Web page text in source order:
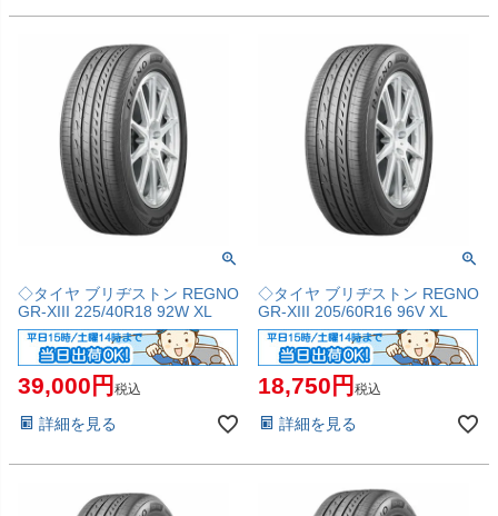
◇タイヤ ブリヂストン REGNO
GR-XIII 225/40R18 92W XL
39,000 税込
詳細を見る
◇タイヤ ブリヂストン REGNO
GR-XIII 205/60R16 96V XL
18,750 税込
詳細を見る